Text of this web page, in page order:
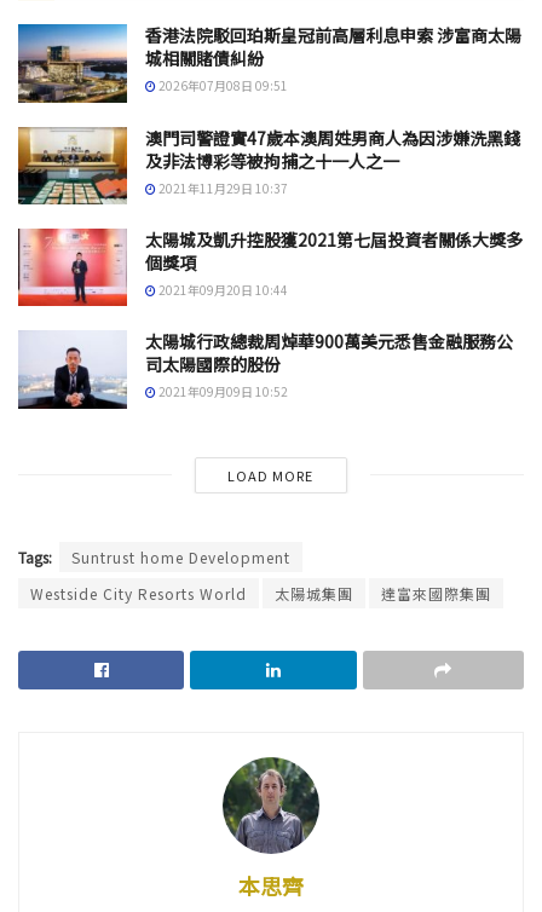
香港法院駁回珀斯皇冠前高層利息申索 涉富商太陽
城相關賭債糾紛
2026年07月08日 09:51
澳門司警證實47歲本澳周姓男商人為因涉嫌洗黑錢
及非法博彩等被拘捕之十一人之一
2021年11月29日 10:37
太陽城及凱升控股獲2021第七屆投資者關係大獎多
個獎項
2021年09月20日 10:44
太陽城行政總裁周焯華900萬美元悉售金融服務公
司太陽國際的股份
2021年09月09日 10:52
LOAD MORE
Tags:
Suntrust home Development
Westside City Resorts World
太陽城集團 達富來國際集團
本思齊